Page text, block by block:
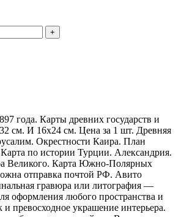
года. Карты древних государств и
см. И 16х24 см. Цена за 1 шт. Древняя
Окрестности Каира. План
по истории Турции. Александрия.
Великого. Карта Южно-Полярных
отправка почтой РФ. Авито
гравюра или литография —
оформления любого пространства и
превосходное украшение интерьера.